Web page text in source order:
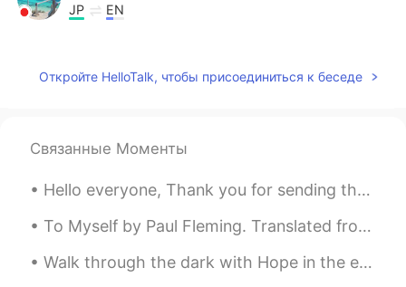
JP EN
海と山が本当にキレイですね！
Masahiro.N 2019.03.29 09:16
この
今年の夏に従弟と旅した
今年の夏に従弟と旅した
Откройте HelloTalk, чтобы присоединиться к беседе
Связанные Моменты
Hello everyone, Thank you for sending the sun our way! I was enjoying the beautiful sunrise wh...
To Myself by Paul Fleming. Translated from the German by Catherine Winkworth. LET nothing make...
Walk through the dark with Hope in the eyes. It’s true that Hope is where it all begins... Châte...